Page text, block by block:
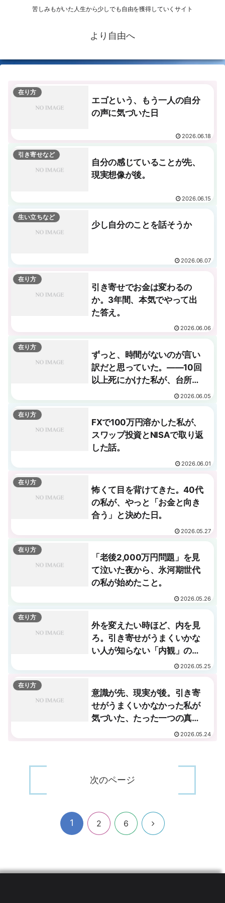
苦しみもがいた人生から少しでも自由を獲得していくサイト
より自由へ
在り方
エゴという、もう一人の自分
の声に気づいた日
2026.06.18
引き寄せなど
自分の感じていることが先、
現実想像が後。
2026.06.15
生い立ちなど
少し自分のことを話そうか
2026.06.07
在り方
引き寄せでお金は変わるの
か。3年間、本気でやって出
た答え。
2026.06.06
在り方
ずっと、時間がないのが言い
訳だと思っていた。——10回
以上死にかけた私が、台所で
2026.06.05
在り方
FXで100万円溶かした私が、
スワップ投資とNISAで取り返
した話。
2026.06.01
在り方
怖くて目を背けてきた。40代
の私が、やっと「お金と向き
合う」と決めた日。
2026.05.27
在り方
「老後2,000万円問題」を見
て泣いた夜から、氷河期世代
の私が始めたこと。
2026.05.26
在り方
外を変えたい時ほど、内を見
ろ。引き寄せがうまくいかな
い人が知らない「内観」の本
2026.05.25
在り方
意識が先、現実が後。引き寄
せがうまくいかなかった私が
気づいた、たった一つの真
2026.05.24
次のページ
1 2 6 次